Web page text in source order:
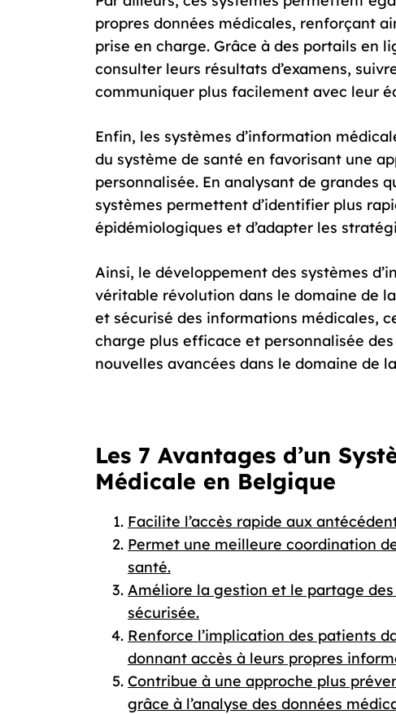
propres données médicales, renforçant
prise en charge. Grâce à des portails en
consulter leurs résultats d’examens,
communiquer plus facilement avec leur
Enfin, les systèmes d’information
du système de santé en favorisant une
personnalisée. En analysant de grandes
systèmes permettent d’identifier plus
épidémiologiques et d’adapter les
Ainsi, le développement des systèmes
véritable révolution dans le domaine de
et sécurisé des informations médicales,
charge plus efficace et personnalisée
nouvelles avancées dans le domaine de
Les 7 Avantages d’un
Médicale en Belgique
Facilite l’accès rapide aux
Permet une meilleure coordination
santé.
Améliore la gestion et le partage
sécurisée.
Renforce l’implication des patients
donnant accès à leurs propres
Contribue à une approche plus
grâce à l’analyse des données